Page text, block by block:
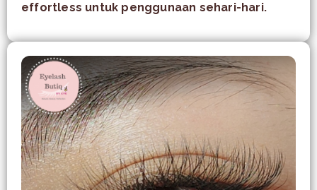
effortless untuk penggunaan sehari-hari.